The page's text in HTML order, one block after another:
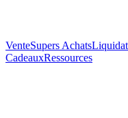
VenteSupers Achats
CadeauxRessources